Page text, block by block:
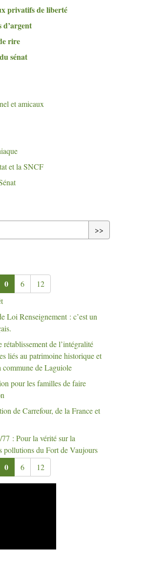
privatifs de liberté
d’argent
rire
sénat
et amicaux
et la SNCF
>>
0 6
12
Loi Renseignement : c’est un
de l’intégralité
liés au patrimoine historique et
commune de Laguiole
pour les familles de faire
de Carrefour, de la France et
: Pour la vérité sur la
pollutions du Fort de Vaujours
0 6 12